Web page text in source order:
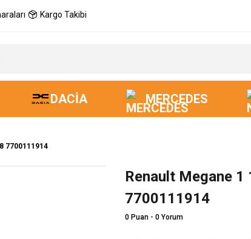
Kargo Takibi
DACIA MERCEDES
7700111914
Renault Megane
7700111914
0 Puan - 0 Yorum